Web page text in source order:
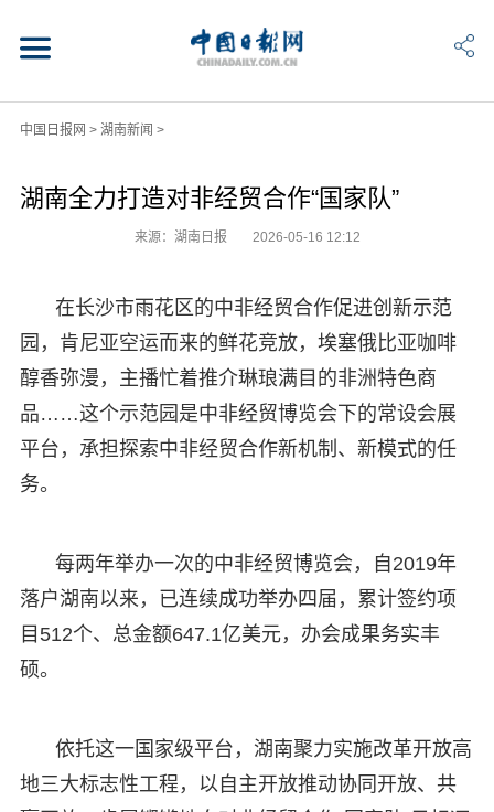
中国日报网 > 湖南新闻 >
湖南全力打造对非经贸合作“国家队”
来源：湖南日报 2026-05-16 12:12
在长沙市雨花区的中非经贸合作促进创新示范
园，肯尼亚空运而来的鲜花竞放，埃塞俄比亚咖啡
醇香弥漫，主播忙着推介琳琅满目的非洲特色商
品……这个示范园是中非经贸博览会下的常设会展
平台，承担探索中非经贸合作新机制、新模式的任
务。
每两年举办一次的中非经贸博览会，自2019年
落户湖南以来，已连续成功举办四届，累计签约项
目512个、总金额647.1亿美元，办会成果务实丰
硕。
依托这一国家级平台，湖南聚力实施改革开放高
地三大标志性工程，以自主开放推动协同开放、共